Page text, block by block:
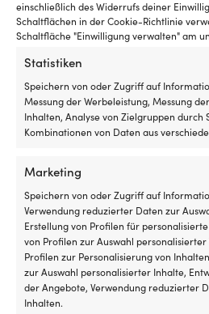
einschließlich des Widerrufs deiner
Schaltflächen in der Cookie-Richtlinie
Schaltfläche "Einwilligung verwalten" am
Statistiken
Speichern von oder Zugriff auf
Messung der Werbeleistung, Messung
Inhalten, Analyse von Zielgruppen durch
Kombinationen von Daten aus
Marketing
Speichern von oder Zugriff auf
Verwendung reduzierter Daten zur
Erstellung von Profilen für
von Profilen zur Auswahl
Profilen zur Personalisierung von
zur Auswahl personalisierter Inhalte,
der Angebote, Verwendung reduzierter
Inhalten.
Pumpen- & Schlauchsatz für
zusätzliche Steuerstation
Hydrodrive Second Station Kit
TL1-16 MRA, mit
Steuerradpumpe + Öl +
Hydraulikschläuche +
Anschlüsse
1